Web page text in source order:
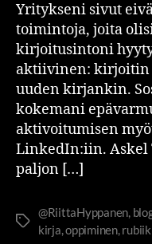
Yritykseni sivut
toimintoja, joita
kirjoitusintoni
aktiivinen:
uuden kirjankin.
kokemani
aktivoitumisen
LinkedIn:iin.
paljon […]
@RiittaHyppanen,
kirja,oppiminen,